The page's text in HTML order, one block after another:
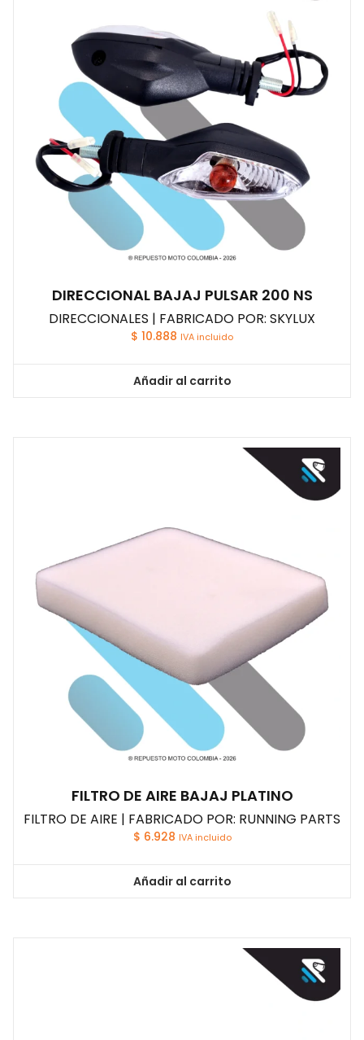
DIRECCIONAL BAJAJ PULSAR 200 NS
DIRECCIONALES | FABRICADO POR: SKYLUX
$ 10.888 IVA incluido
Añadir al carrito
FILTRO DE AIRE BAJAJ PLATINO
FILTRO DE AIRE | FABRICADO POR: RUNNING PARTS
$ 6.928 IVA incluido
Añadir al carrito